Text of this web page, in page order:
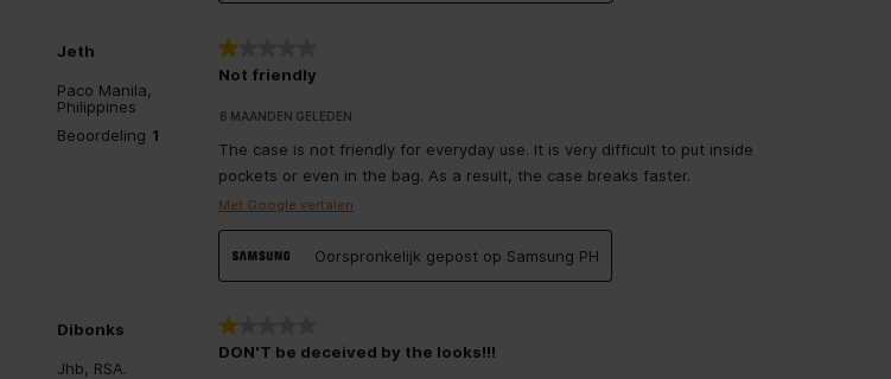
Jeth
Paco Manila,
Philippines
Beoordeling 1
1 van 5 sterren.
Not friendly
6 MAANDEN GELEDEN
The case is not friendly for everyday use. It is very difficult to put inside
pockets or even in the bag. As a result, the case breaks faster.
Met Google vertalen
Oorspronkelijk gepost op Samsung PH
Dibonks
Jhb, RSA.
1 van 5 sterren.
DON'T be deceived by the looks!!!